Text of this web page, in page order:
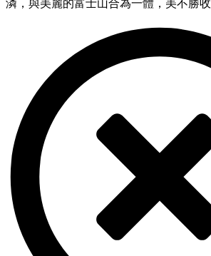
潾，與美麗的富士山合為一體，美不勝收